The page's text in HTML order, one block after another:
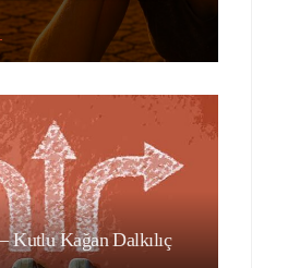
Kutlu Kağan Dalkılıç